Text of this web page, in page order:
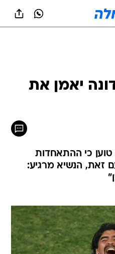
יאמן את
טוען כי ההתאחדות
זאת, הנשיא מרגיע: